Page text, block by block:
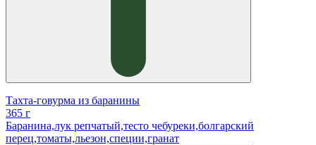
Тахта-говурма из баранины
365 г
Баранина,лук репчатый,тесто чебуреки,болгарский
перец,томаты,льезон,специи,гранат